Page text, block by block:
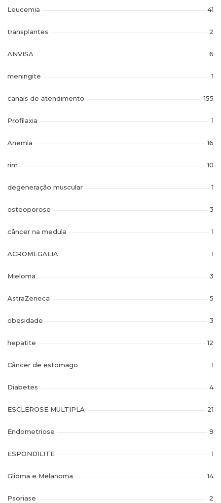
Leucemia 41
transplantes 2
ANVISA 6
meningite 1
canais de atendimento 155
Profilaxia 1
Anemia 16
rim 10
degeneração muscular 1
osteoporose 3
câncer na medula 1
ACROMEGALIA 1
Mieloma 3
AstraZeneca 5
obesidade 3
hepatite 12
Câncer de estomago 1
Diabetes 4
ESCLEROSE MULTIPLA 21
Endometriose 9
ESPONDILITE 1
Glioma e Melanoma 14
Psoriase 2